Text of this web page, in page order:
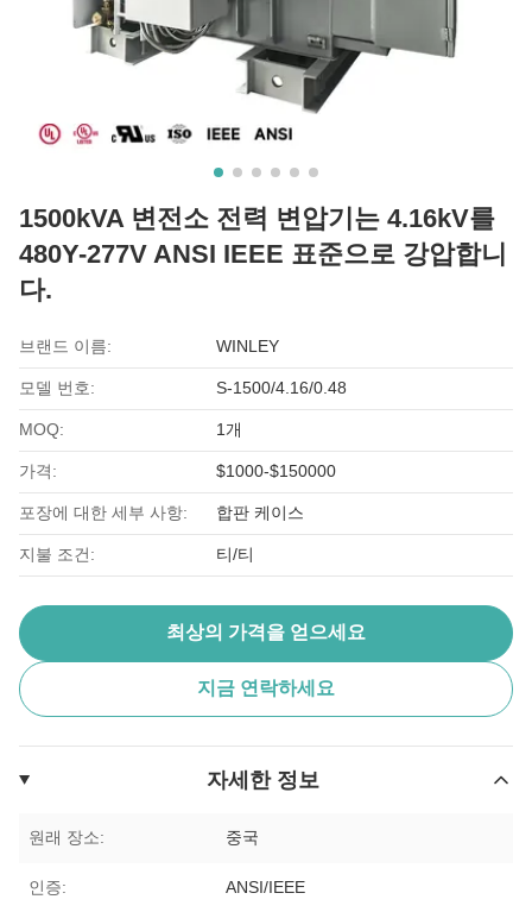
1500kVA 변전소 전력 변압기는 4.16kV를
480Y-277V ANSI IEEE 표준으로 강압합니
다.
브랜드 이름: WINLEY
모델 번호: S-1500/4.16/0.48
MOQ: 1개
가격: $1000-$150000
포장에 대한 세부 사항: 합판 케이스
지불 조건: 티/티
최상의 가격을 얻으세요
지금 연락하세요
자세한 정보
원래 장소: 중국
인증: ANSI/IEEE